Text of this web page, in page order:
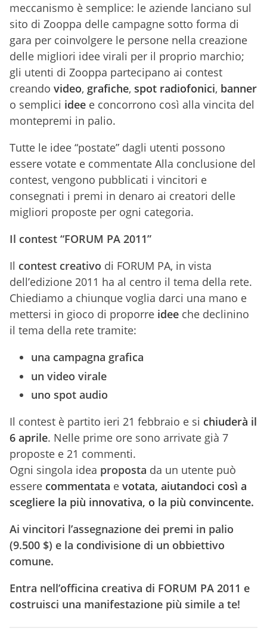
meccanismo è semplice: le aziende lanciano sul
sito di Zooppa delle campagne sotto forma di
gara per coinvolgere le persone nella creazione
delle migliori idee virali per il proprio marchio;
gli utenti di Zooppa partecipano ai contest
creando video, grafiche, spot radiofonici, banner
o semplici idee e concorrono così alla vincita del
montepremi in palio.
Tutte le idee “postate” dagli utenti possono
essere votate e commentate Alla conclusione del
contest, vengono pubblicati i vincitori e
consegnati i premi in denaro ai creatori delle
migliori proposte per ogni categoria.
Il contest “FORUM PA 2011”
Il contest creativo di FORUM PA, in vista
dell’edizione 2011 ha al centro il tema della rete.
Chiediamo a chiunque voglia darci una mano e
mettersi in gioco di proporre idee che declinino
il tema della rete tramite:
una campagna grafica
un video virale
uno spot audio
Il contest è partito ieri 21 febbraio e si chiuderà il
6 aprile. Nelle prime ore sono arrivate già 7
proposte e 21 commenti.
Ogni singola idea proposta da un utente può
essere commentata e votata, aiutandoci così a
scegliere la più innovativa, o la più convincente.
Ai vincitori l’assegnazione dei premi in palio
(9.500 $) e la condivisione di un obbiettivo
comune.
Entra nell’officina creativa di FORUM PA 2011 e
costruisci una manifestazione più simile a te!